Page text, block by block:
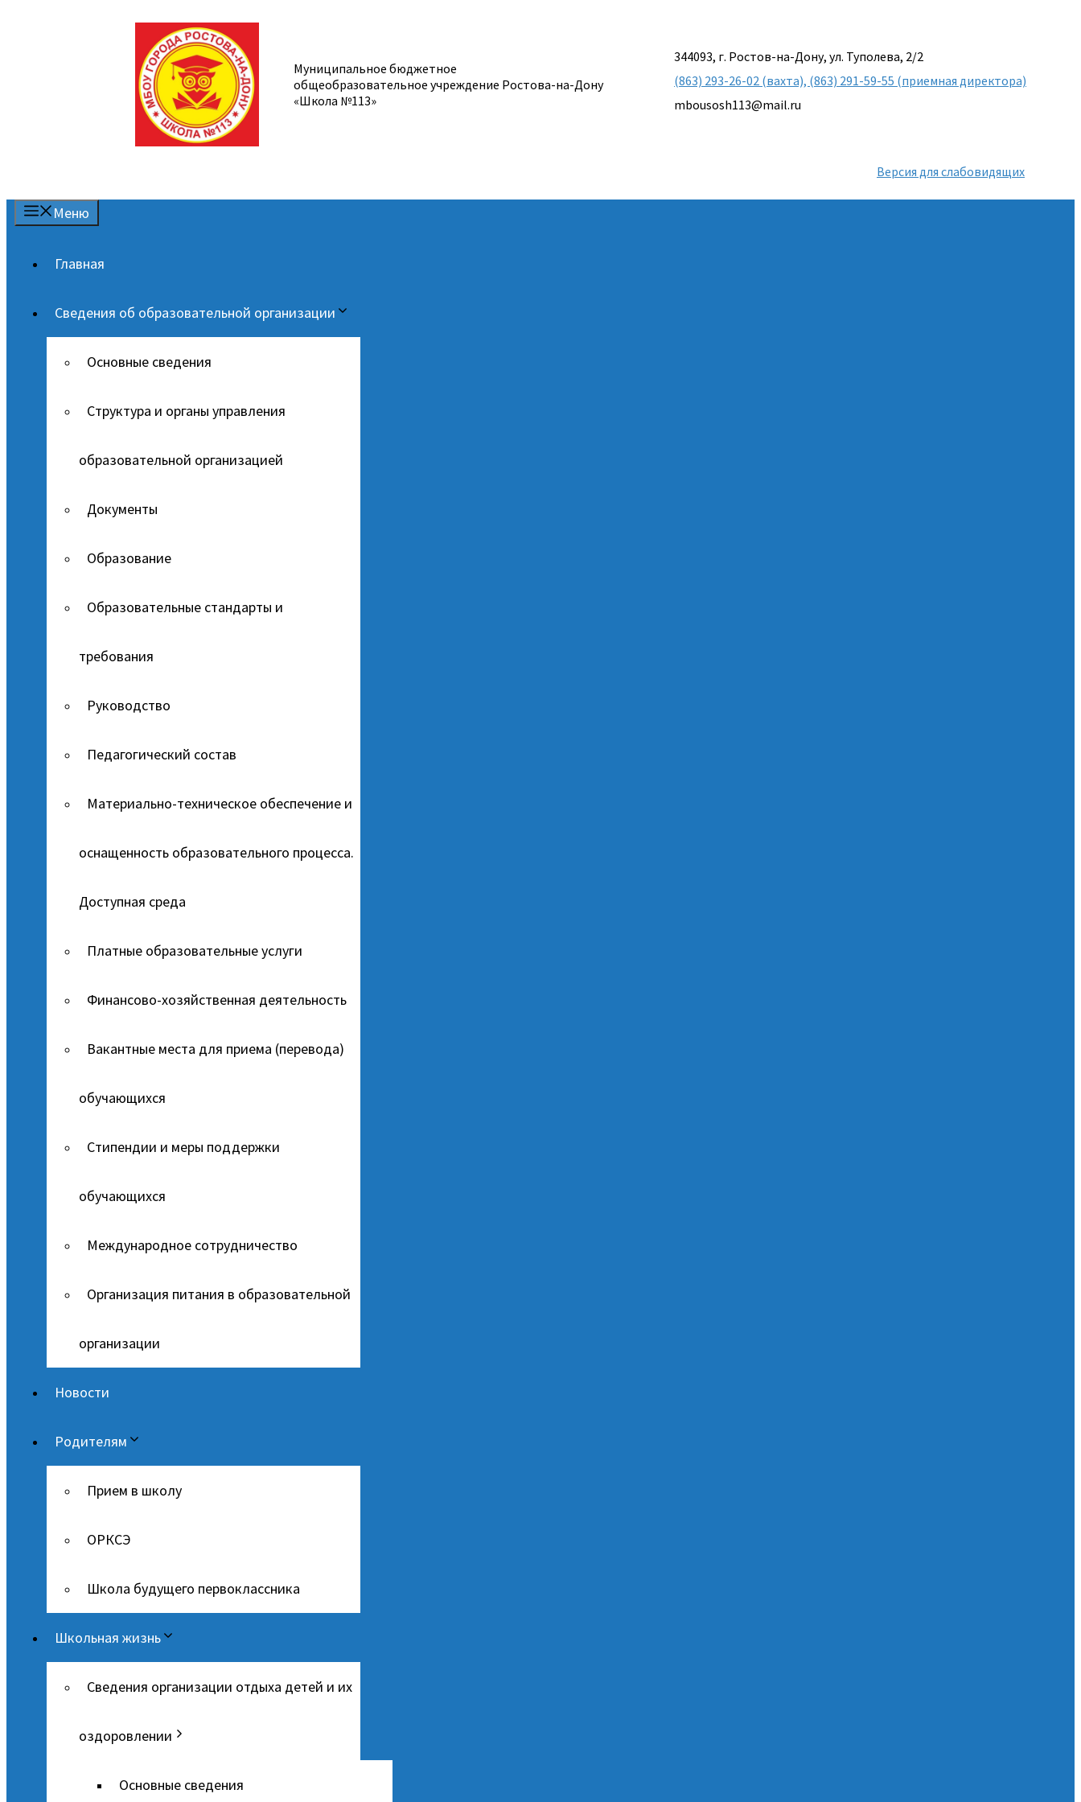
Муниципальное бюджетное
общеобразовательное учреждение Ростова-на-Дону
«Школа №113»
344093, г. Ростов-на-Дону, ул. Туполева, 2/2
(863) 293-26-02 (вахта), (863) 291-59-55 (приемная директора)
mbousosh113@mail.ru
Версия для слабовидящих
Меню
Главная
Сведения об образовательной организации
Основные сведения
Структура и органы управления
образовательной организацией
Документы
Образование
Образовательные стандарты и
требования
Руководство
Педагогический состав
Материально-техническое обеспечение и
оснащенность образовательного процесса.
Доступная среда
Платные образовательные услуги
Финансово-хозяйственная деятельность
Вакантные места для приема (перевода)
обучающихся
Стипендии и меры поддержки
обучающихся
Международное сотрудничество
Организация питания в образовательной
организации
Новости
Родителям
Прием в школу
ОРКСЭ
Школа будущего первоклассника
Школьная жизнь
Сведения организации отдыха детей и их
оздоровлении
Основные сведения